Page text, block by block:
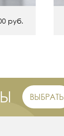
руб.
ВЫБРАТЬ